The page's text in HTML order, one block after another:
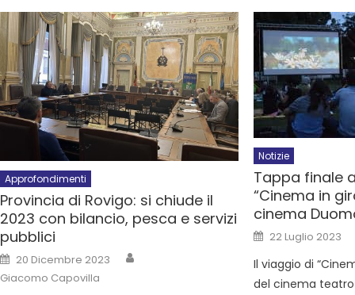
Approfondimenti
Provincia di Rovigo: si chiude il
2023 con bilancio, pesca e servizi
pubblici
20 Dicembre 2023
Giacomo Capovilla
Notizie
Tappa finale
“Cinema in
cinema
22 Luglio 2023
Il viaggio di
del cinema teatro